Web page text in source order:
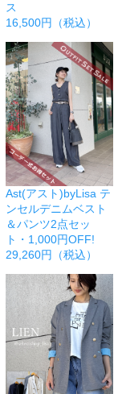
ス
16,500円（税込）
Ast(アスト)byLisa テ
ンセルデニムベスト
＆パンツ2点セッ
ト・1,000円OFF!
29,260円（税込）